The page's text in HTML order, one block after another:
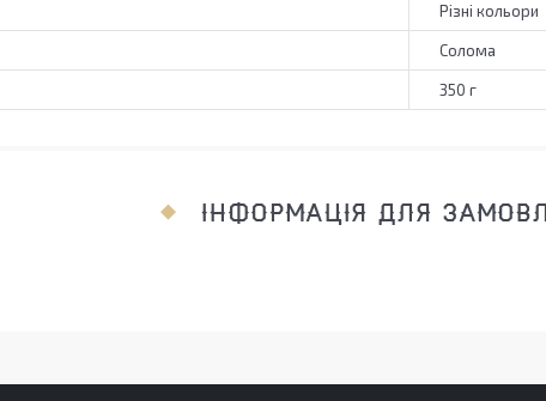
Різні кольори
Солома
350 г
ІНФОРМАЦІЯ ДЛЯ